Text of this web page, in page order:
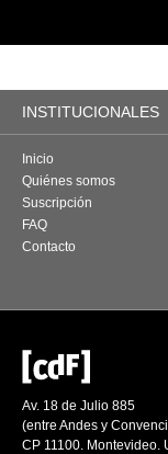
INSTITUCIONALES
Inicio
Quiénes somos
Suscripción
FAQ
Contacto
Av. 18 de Julio 885
(entre Andes y
CP 11100. Montevideo.